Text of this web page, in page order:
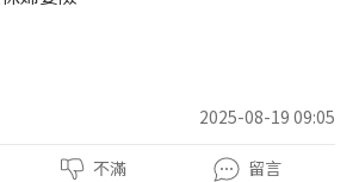
2025-08-19 09:05
不滿 留言